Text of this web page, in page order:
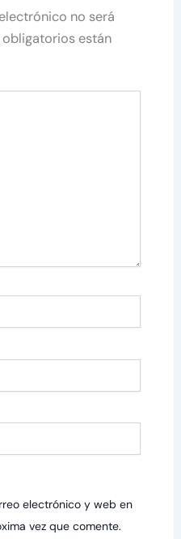
no será
están
electrónico y web en
vez que comente.